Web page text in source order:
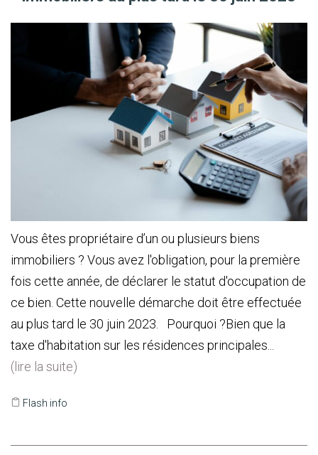
Vous êtes propriétaire d’un ou plusieurs biens
immobiliers ? Vous avez l'obligation, pour la première
fois cette année, de déclarer le statut d'occupation de
ce bien. Cette nouvelle démarche doit être effectuée
au plus tard le 30 juin 2023. Pourquoi ?Bien que la
taxe d'habitation sur les résidences principales...
(lire la suite)
Flash info